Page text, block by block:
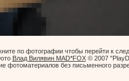
по фотографии чтобы перейти к
Влад Вилявин MAD*FOX© 2007
фотоматериалов без письменного